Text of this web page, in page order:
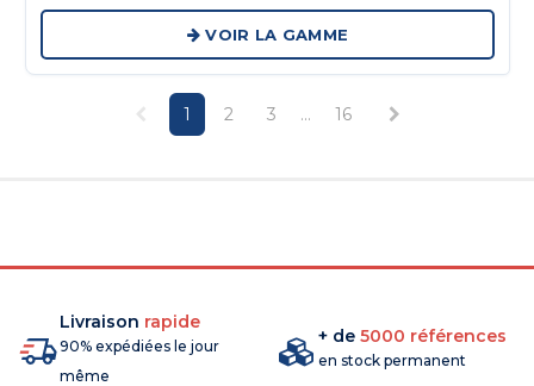
VOIR LA GAMME
1 2 3 ... 16
Livraison rapide
90% expédiées le jour
même
+ de 5000 références
en stock permanent